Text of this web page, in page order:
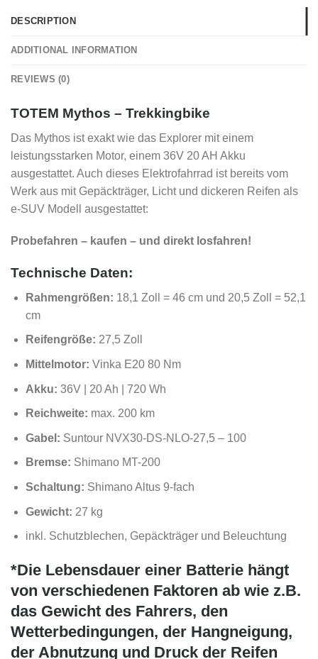
DESCRIPTION
ADDITIONAL INFORMATION
REVIEWS (0)
TOTEM Mythos – Trekkingbike
Das Mythos ist exakt wie das Explorer mit einem
leistungsstarken Motor, einem 36V 20 AH Akku
ausgestattet. Auch dieses Elektrofahrrad ist bereits vom
Werk aus mit Gepäckträger, Licht und dickeren Reifen als
e-SUV Modell ausgestattet:
Probefahren – kaufen – und direkt losfahren!
Technische Daten:
Rahmengrößen: 18,1 Zoll = 46 cm und 20,5 Zoll = 52,1
cm
Reifengröße: 27,5 Zoll
Mittelmotor: Vinka E20 80 Nm
Akku: 36V | 20 Ah | 720 Wh
Reichweite: max. 200 km
Gabel: Suntour NVX30-DS-NLO-27,5 – 100
Bremse: Shimano MT-200
Schaltung: Shimano Altus 9-fach
Gewicht: 27 kg
inkl. Schutzblechen, Gepäckträger und Beleuchtung
*Die Lebensdauer einer Batterie hängt
von verschiedenen Faktoren ab wie z.B.
das Gewicht des Fahrers, den
Wetterbedingungen, der Hangneigung,
der Abnutzung und Druck der Reifen